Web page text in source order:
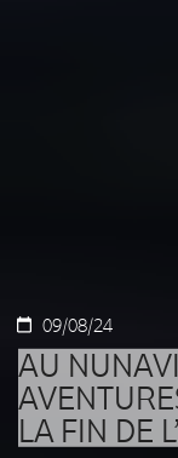
09/08/24
AU
LA FIN DE